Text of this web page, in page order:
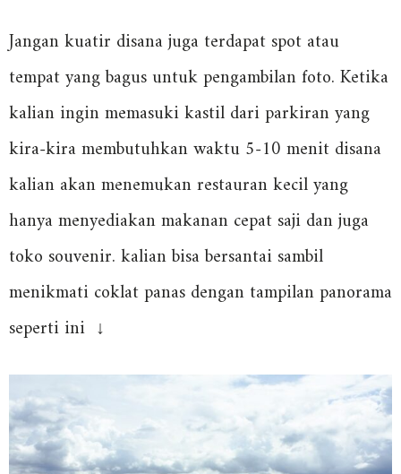
Jangan kuatir disana juga terdapat spot atau
tempat yang bagus untuk pengambilan foto. Ketika
kalian ingin memasuki kastil dari parkiran yang
kira-kira membutuhkan waktu 5-10 menit disana
kalian akan menemukan restauran kecil yang
hanya menyediakan makanan cepat saji dan juga
toko souvenir. kalian bisa bersantai sambil
menikmati coklat panas dengan tampilan panorama
seperti ini ↓